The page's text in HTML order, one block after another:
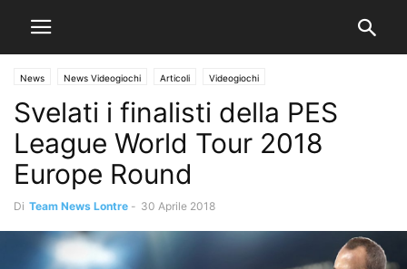
News News Videogiochi Articoli Videogiochi
Svelati i finalisti della PES
League World Tour 2018
Europe Round
Di Team News Lontre - 30 Aprile 2018